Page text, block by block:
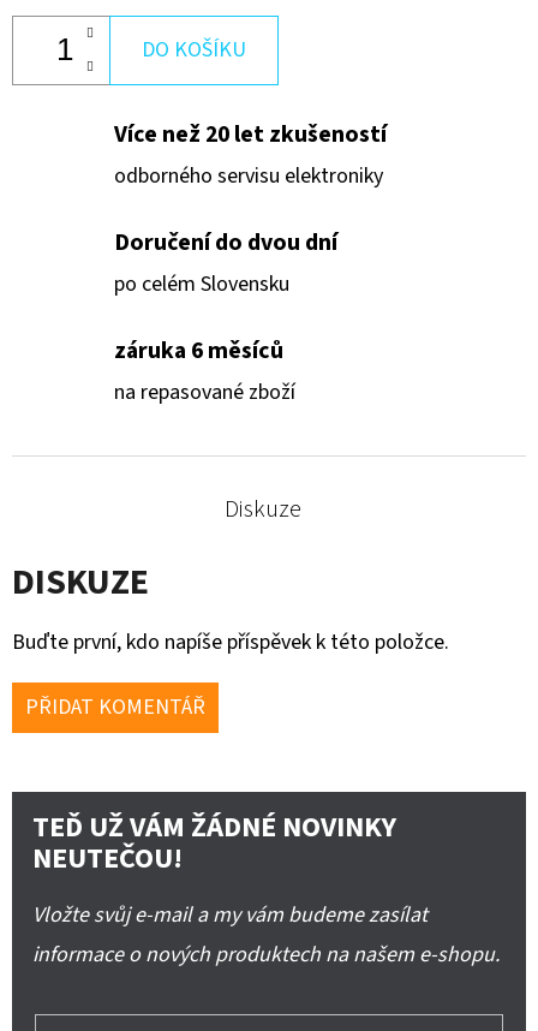
DO KOŠÍKU
Více než 20 let zkušeností
odborného servisu elektroniky
Doručení do dvou dní
po celém Slovensku
záruka 6 měsíců
na repasované zboží
Diskuze
DISKUZE
Buďte první, kdo napíše příspěvek k této položce.
PŘIDAT KOMENTÁŘ
TEĎ UŽ VÁM ŽÁDNÉ NOVINKY
NEUTEČOU!
Vložte svůj e-mail a my vám budeme zasílat
informace o nových produktech na našem e-shopu.